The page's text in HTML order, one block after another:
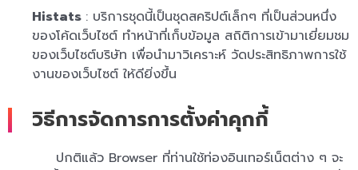
Histats : บริการชุดนี้เป็นชุดสคริปต์เล็กๆ ที่เป็นส่วนหนึ่ง
ของโค้ดเว็บไซต์ ทำหน้าที่เก็บข้อมูล สถิติการเข้ามาเยี่ยมชม
ของเว็บไซต์บริษัท เพื่อนำมาวิเคราะห์ วัดประสิทธิภาพการใช้
งานของเว็บไซต์ ให้ดียิ่งขึ้น
วิธีการจัดการการตั้งค่าคุกกี้
ปกติแล้ว Browser ที่ท่านใช้ท่องอินเทอร์เน็ตต่าง ๆ จะ